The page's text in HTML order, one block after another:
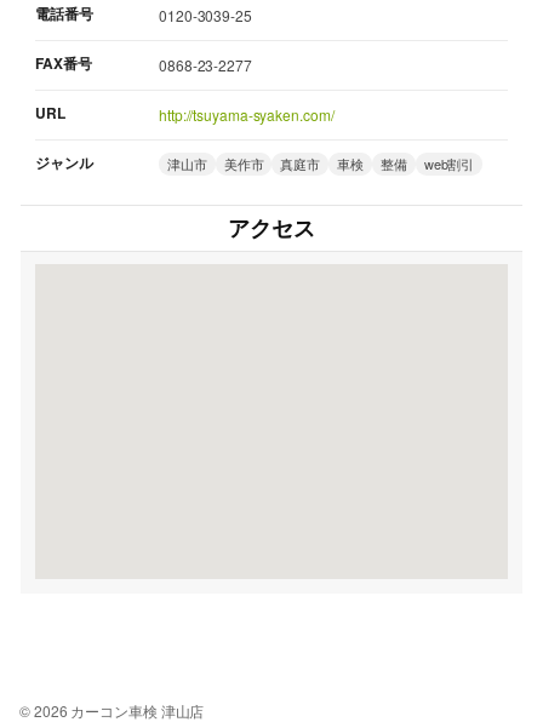
電話番号 0120-3039-25
FAX番号 0868-23-2277
URL http://tsuyama-syaken.com/
ジャンル 津山市 美作市 真庭市 車検 整備 web割引
アクセス
© 2026 カーコン車検 津山店